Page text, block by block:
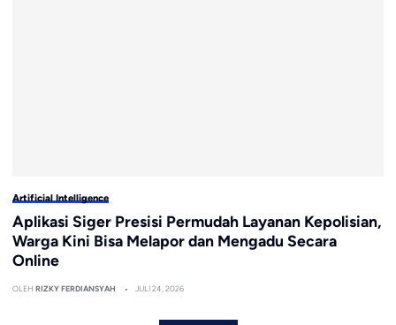
Artificial Intelligence
Aplikasi Siger Presisi Permudah Layanan Kepolisian,
Warga Kini Bisa Melapor dan Mengadu Secara
Online
OLEH RIZKY FERDIANSYAH JULI 24, 2026